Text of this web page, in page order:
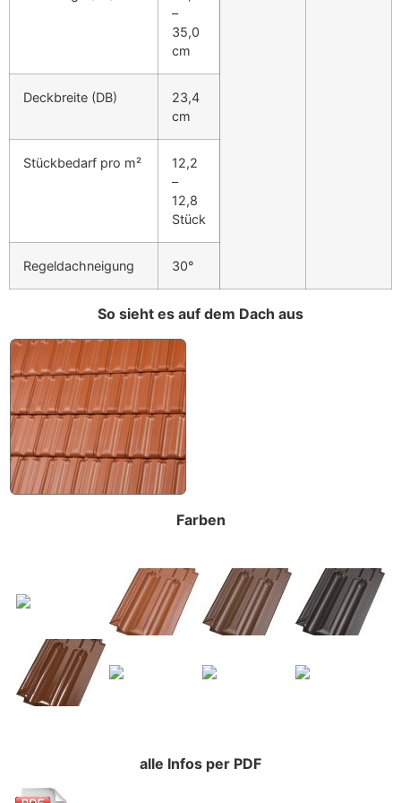
–
35,0
cm
Deckbreite (DB)
23,4
cm
Stückbedarf pro m²
12,2
–
12,8
Stück
Regeldachneigung 30°
So sieht es auf dem Dach aus
Farben
alle Infos per PDF